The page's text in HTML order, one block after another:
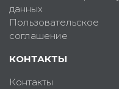
данных
Пользовательское
соглашение
КОНТАКТЫ
Контакты